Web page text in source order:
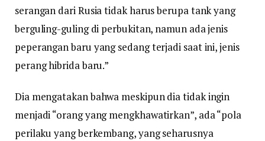
serangan dari Rusia tidak harus berupa tank yang
berguling-guling di perbukitan, namun ada jenis
peperangan baru yang sedang terjadi saat ini, jenis
perang hibrida baru.”
Dia mengatakan bahwa meskipun dia tidak ingin
menjadi “orang yang mengkhawatirkan”, ada “pola
perilaku yang berkembang, yang seharusnya